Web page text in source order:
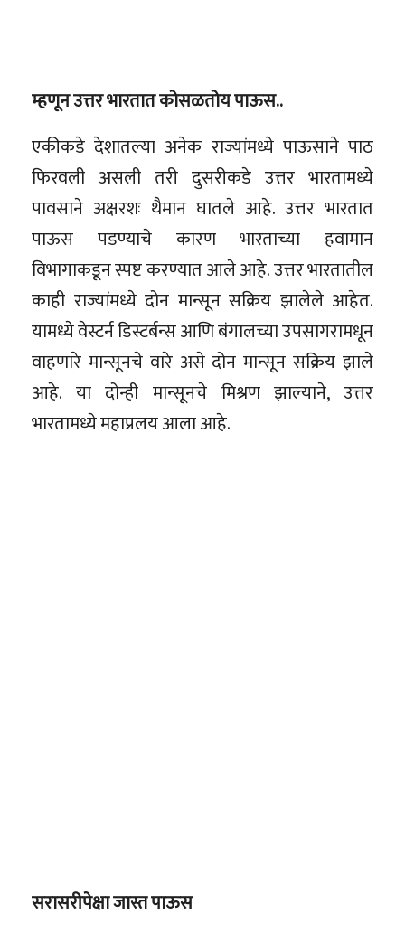
म्हणून उत्तर भारतात कोसळतोय पाऊस..
एकीकडे देशातल्या अनेक राज्यांमध्ये पाऊसाने पाठ
फिरवली असली तरी दुसरीकडे उत्तर भारतामध्ये
पावसाने अक्षरशः थैमान घातले आहे. उत्तर भारतात
पाऊस पडण्याचे कारण भारताच्या हवामान
विभागाकडून स्पष्ट करण्यात आले आहे. उत्तर भारतातील
काही राज्यांमध्ये दोन मान्सून सक्रिय झालेले आहेत.
यामध्ये वेस्टर्न डिस्टर्बन्स आणि बंगालच्या उपसागरामधून
वाहणारे मान्सूनचे वारे असे दोन मान्सून सक्रिय झाले
आहे. या दोन्ही मान्सूनचे मिश्रण झाल्याने, उत्तर
भारतामध्ये महाप्रलय आला आहे.
सरासरीपेक्षा जास्त पाऊस